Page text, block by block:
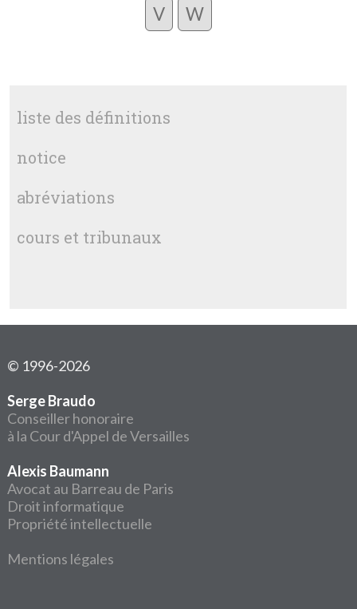
V W
liste des définitions
notice
abréviations
cours et tribunaux
© 1996-2026
Serge Braudo
Conseiller honoraire
à la Cour d'Appel de Versailles
Alexis Baumann
Avocat au Barreau de Paris
Droit informatique
Propriété intellectuelle
Mentions légales